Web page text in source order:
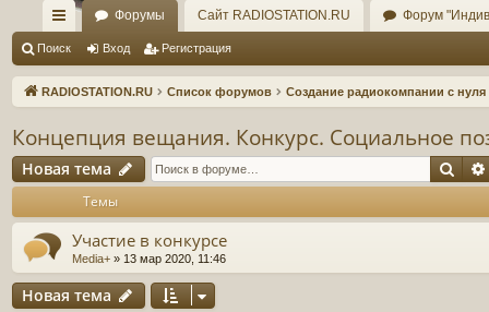
с
ы
и
Форумы Сайт RADIOSTATION.RU Форум
Поиск Вход Регистрация
RADIOSTATION.RU Список форумов Создание радиокомпании с нуля
Концепция вещания. Конкурс. Социальное
Новая тема
Новая тема
Темы
Участие в конкурсе
Media+ » 13 мар 2020, 11:46
Новая тема
Новая тема